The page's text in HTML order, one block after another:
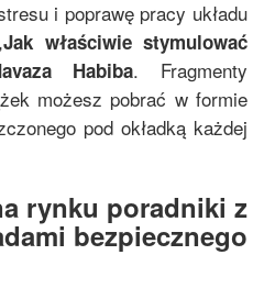
i poprawę pracy układu
Jak właściwie stymulować
Habiba. Fragmenty
możesz pobrać w formie
pod okładką każdej
rynku poradniki z
bezpiecznego